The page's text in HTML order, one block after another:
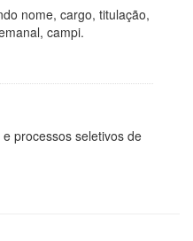
nome, cargo, titulação,
campi.
processos seletivos de